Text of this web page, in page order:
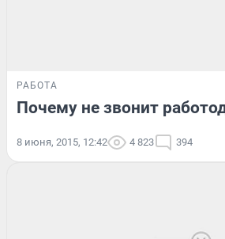
РАБОТА
Почему не звонит
8 июня, 2015, 12:42 4 823 394